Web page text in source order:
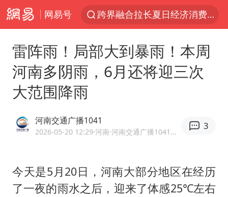
网易号
跨界融合拉长夏日经济消费链条
白海豚5次眼壁置换
武契奇会见泽连斯基有何意图
台铃电动车仅骑一年就断电趴窝
上海大部迎大暴雨
雷阵雨！局部大到暴雨！本周
河南多阴雨，6月还将迎三次
大范围降雨
河南交通广播1041
2026-05-20 12:29·河南 ·河南交通广播1041官方网易号
3
今天是5月20日，河南大部分地区在经历
了一夜的雨水之后，迎来了体感25℃左右